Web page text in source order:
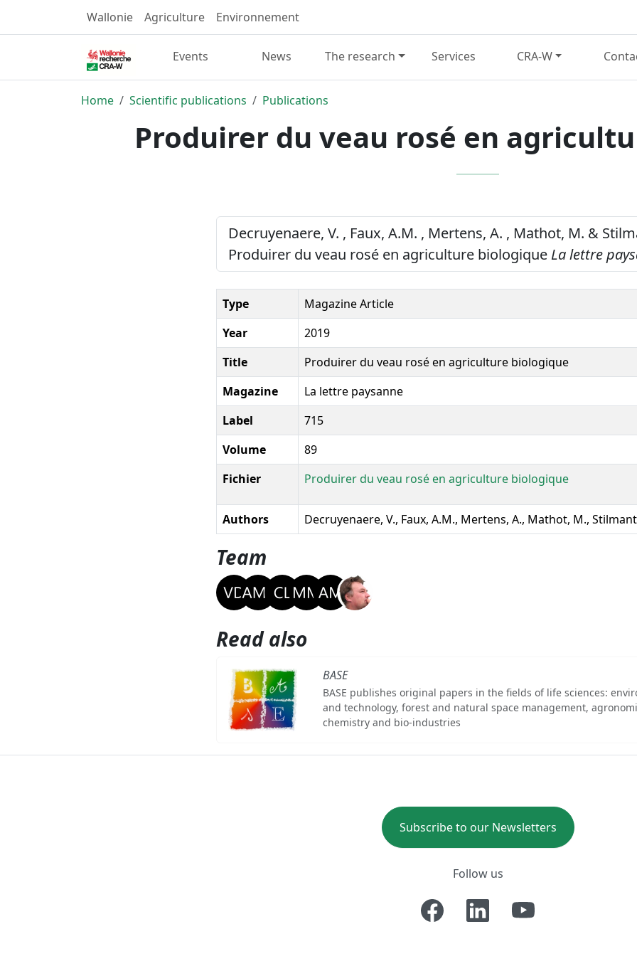
Wallonie Agriculture Environnement
Events News The research Services CRA-W
Home Scientific publications Publications
Produirer du veau rosé en
Decruyenaere, V. , Faux, A.M. , Mertens, A. , Mathot, M. &
Produirer du veau rosé en agriculture biologique La lettre
Type
Magazine Article
Year
2019
Title
Produirer du veau rosé en agriculture biologique
Magazine
La lettre paysanne
Label
715
Volume
89
Fichier
Produirer du veau rosé en agriculture biologique
Authors Decruyenaere, V., Faux, A.M., Mertens, A., Mathot, M.,
Team
Read also
BASE
BASE publishes original papers in the fields of life sciences:
and technology, forest and natural space management,
chemistry and bio-industries
Subscribe to our Newsletters
Follow us